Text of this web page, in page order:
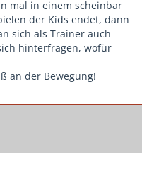
mal in einem scheinbar
der Kids endet, dann
sich als Trainer auch
hinterfragen, wofür
an der Bewegung!